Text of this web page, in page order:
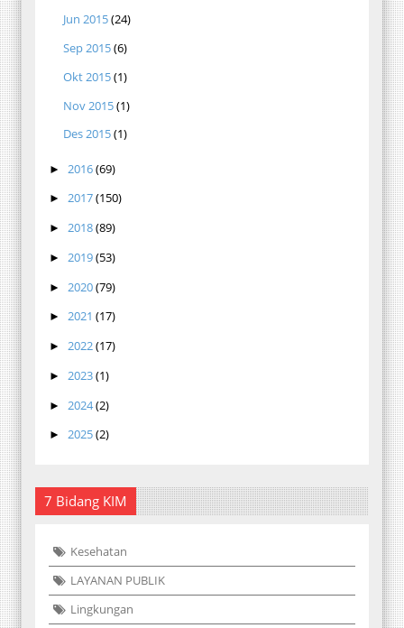
Jun 2015(24)
Sep 2015(6)
Okt 2015(1)
Nov 2015(1)
Des 2015(1)
► 2016(69)
► 2017(150)
► 2018(89)
► 2019(53)
► 2020(79)
► 2021 (17)
► 2022(17)
► 2023(1)
► 2024(2)
► 2025(2)
7 Bidang KIM
Kesehatan
LAYANAN PUBLIK
Lingkungan